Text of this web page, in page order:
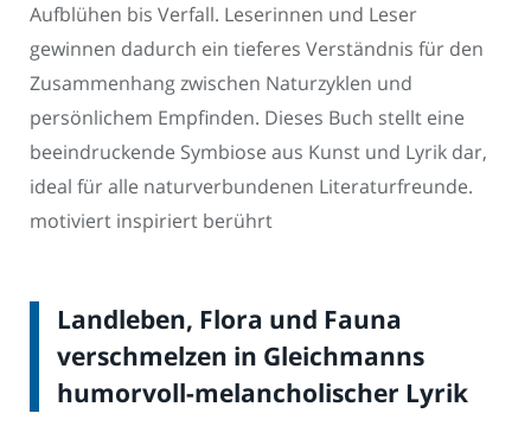
Aufblühen bis Verfall. Leserinnen und Leser
gewinnen dadurch ein tieferes Verständnis für den
Zusammenhang zwischen Naturzyklen und
persönlichem Empfinden. Dieses Buch stellt eine
beeindruckende Symbiose aus Kunst und Lyrik dar,
ideal für alle naturverbundenen Literaturfreunde.
motiviert inspiriert berührt
Landleben, Flora und Fauna
verschmelzen in Gleichmanns
humorvoll-melancholischer Lyrik